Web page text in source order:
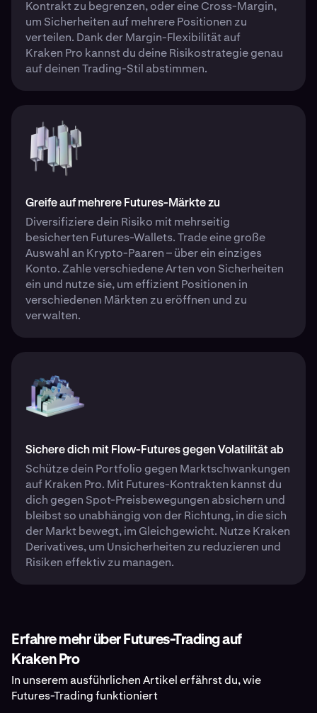
Kontrakt zu begrenzen, oder eine Cross-Margin,
um Sicherheiten auf mehrere Positionen zu
verteilen. Dank der Margin-Flexibilität auf
Kraken Pro kannst du deine Risikostrategie genau
auf deinen Trading-Stil abstimmen.
Greife auf mehrere Futures-Märkte zu
Diversifiziere dein Risiko mit mehrseitig
besicherten Futures-Wallets. Trade eine große
Auswahl an Krypto-Paaren – über ein einziges
Konto. Zahle verschiedene Arten von Sicherheiten
ein und nutze sie, um effizient Positionen in
verschiedenen Märkten zu eröffnen und zu
verwalten.
Sichere dich mit Flow-Futures gegen Volatilität ab
Schütze dein Portfolio gegen Marktschwankungen
auf Kraken Pro. Mit Futures-Kontrakten kannst du
dich gegen Spot-Preisbewegungen absichern und
bleibst so unabhängig von der Richtung, in die sich
der Markt bewegt, im Gleichgewicht. Nutze Kraken
Derivatives, um Unsicherheiten zu reduzieren und
Risiken effektiv zu managen.
Erfahre mehr über Futures-Trading auf
Kraken Pro
In unserem ausführlichen Artikel erfährst du, wie
Futures-Trading funktioniert